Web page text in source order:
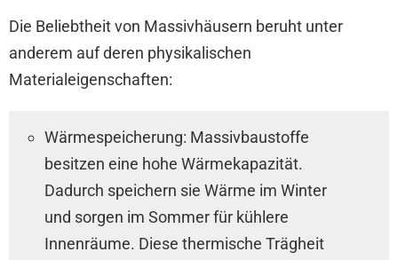
Die Beliebtheit von Massivhäusern beruht unter
anderem auf deren physikalischen
Materialeigenschaften:
Wärmespeicherung: Massivbaustoffe
besitzen eine hohe Wärmekapazität.
Dadurch speichern sie Wärme im Winter
und sorgen im Sommer für kühlere
Innenräume. Diese thermische Trägheit